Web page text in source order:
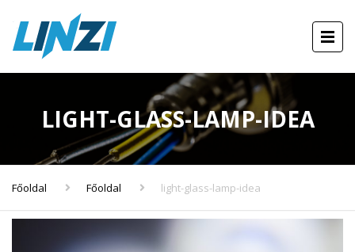
LIGHT-GLASS-LAMP-IDEA
Főoldal Főoldal light-glass-lamp-idea